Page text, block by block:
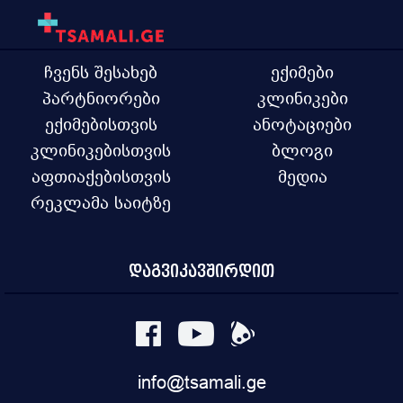
ჩვენს შესახებ
პარტნიორები
ექიმებისთვის
კლინიკებისთვის
აფთიაქებისთვის
რეკლამა საიტზე
ექიმები
კლინიკები
ანოტაციები
ბლოგი
მედია
დაგვიკავშირდით
info@tsamali.ge